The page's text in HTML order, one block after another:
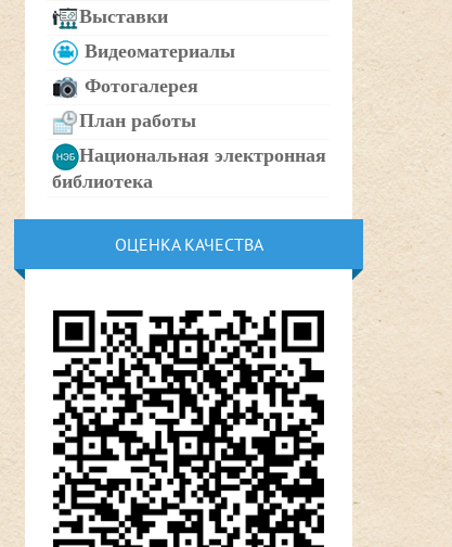
Выставки
Видеоматериалы
Фотогалерея
План работы
Национальная электронная
библиотека
ОЦЕНКА КАЧЕСТВА